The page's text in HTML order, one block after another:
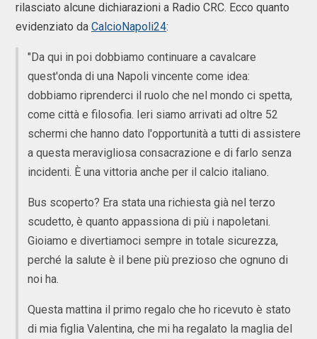
rilasciato alcune dichiarazioni a Radio CRC. Ecco quanto
evidenziato da CalcioNapoli24:
"Da qui in poi dobbiamo continuare a cavalcare
quest'onda di una Napoli vincente come idea:
dobbiamo riprenderci il ruolo che nel mondo ci spetta,
come città e filosofia. Ieri siamo arrivati ad oltre 52
schermi che hanno dato l'opportunità a tutti di assistere
a questa meravigliosa consacrazione e di farlo senza
incidenti. È una vittoria anche per il calcio italiano.
Bus scoperto? Era stata una richiesta già nel terzo
scudetto, è quanto appassiona di più i napoletani.
Gioiamo e divertiamoci sempre in totale sicurezza,
perché la salute è il bene più prezioso che ognuno di
noi ha.
Questa mattina il primo regalo che ho ricevuto è stato
di mia figlia Valentina, che mi ha regalato la maglia del